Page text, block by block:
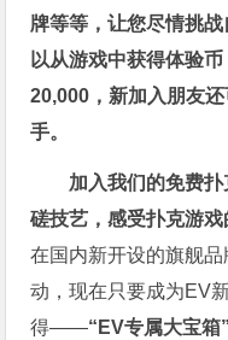
牌等等，让您尽情挑
以从游戏中获得体验
20,000，新加入朋友
手。
加入我们的免费
磋技艺，感受扑克游戏
在国内新开设的旗舰
动，现在只要成为EV
得——“EV专属大宝箱